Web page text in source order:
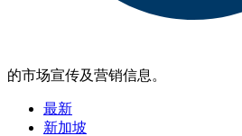
的市场宣传及营销信息。
最新
新加坡